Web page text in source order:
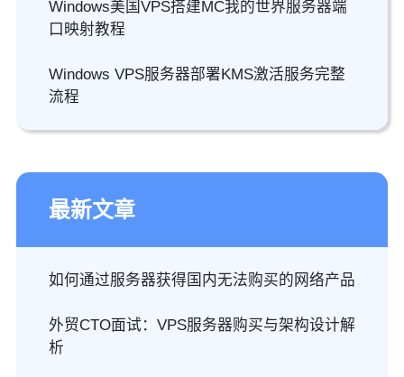
Windows美国VPS搭建MC我的世界服务器端
口映射教程
Windows VPS服务器部署KMS激活服务完整
流程
最新文章
如何通过服务器获得国内无法购买的网络产品
外贸CTO面试：VPS服务器购买与架构设计解
析